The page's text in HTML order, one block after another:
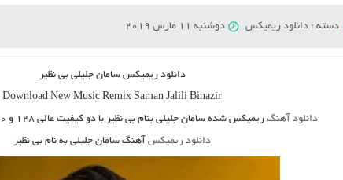
دسته : دانلود ریمیکس دوشنبه 11 مارس 2019
دانلود ریمیکس سامان جلیلی بی نظیر
Download New Music Remix Saman Jalili Binazir
دانلود آهنگریمیکس شده سامان جلیلی بنام بی نظیر با دو کیفیت عالی ۱۲۸ و ۳۲۰ به همراه متن آهنگ
دانلود ریمیکسآهنگ سامان جلیلی به نام بی نظیر